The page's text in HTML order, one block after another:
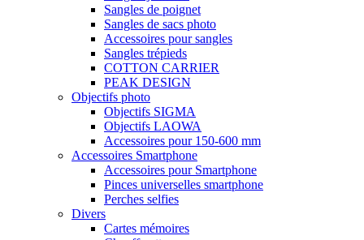
Sangles de poignet
Sangles de sacs photo
Accessoires pour sangles
Sangles trépieds
COTTON CARRIER
PEAK DESIGN
Objectifs photo
Objectifs SIGMA
Objectifs LAOWA
Accessoires pour 150-600 mm
Accessoires Smartphone
Accessoires pour Smartphone
Pinces universelles smartphone
Perches selfies
Divers
Cartes mémoires